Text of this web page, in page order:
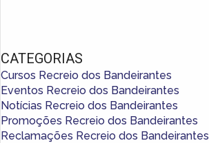
CATEGORIAS
Cursos Recreio dos Bandeirantes
Eventos Recreio dos Bandeirantes
Notícias Recreio dos Bandeirantes
Promoções Recreio dos Bandeirantes
Reclamações Recreio dos Bandeirantes